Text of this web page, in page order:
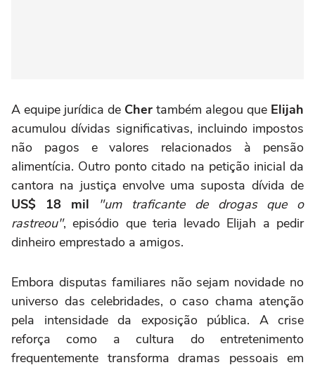
A equipe jurídica de Cher também alegou que Elijah
acumulou dívidas significativas, incluindo impostos
não pagos e valores relacionados à pensão
alimentícia. Outro ponto citado na petição inicial da
cantora na justiça envolve uma suposta dívida de
US$ 18 mil
"um traficante de drogas que o
rastreou", episódio que teria levado Elijah a pedir
dinheiro emprestado a amigos.
Embora disputas familiares não sejam novidade no
universo das celebridades, o caso chama atenção
pela intensidade da exposição pública. A crise
reforça como a cultura do entretenimento
frequentemente transforma dramas pessoais em